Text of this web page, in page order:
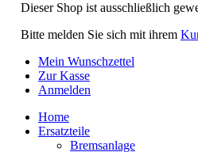
Dieser Shop ist ausschließlich
Bitte melden Sie sich mit ihrem
Mein Wunschzettel
Zur Kasse
Anmelden
Home
Ersatzteile
Bremsanlage